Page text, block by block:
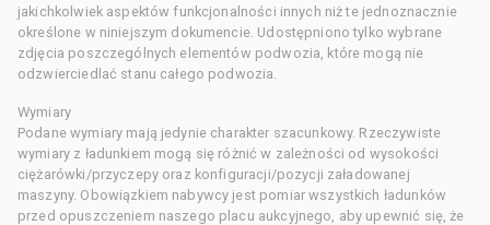
jakichkolwiek aspektów funkcjonalności innych niż te jednoznacznie
określone w niniejszym dokumencie. Udostępniono tylko wybrane
zdjęcia poszczególnych elementów podwozia, które mogą nie
odzwierciedlać stanu całego podwozia.
Wymiary
Podane wymiary mają jedynie charakter szacunkowy. Rzeczywiste
wymiary z ładunkiem mogą się różnić w zależności od wysokości
ciężarówki/przyczepy oraz konfiguracji/pozycji załadowanej
maszyny. Obowiązkiem nabywcy jest pomiar wszystkich ładunków
przed opuszczeniem naszego placu aukcyjnego, aby upewnić się, że